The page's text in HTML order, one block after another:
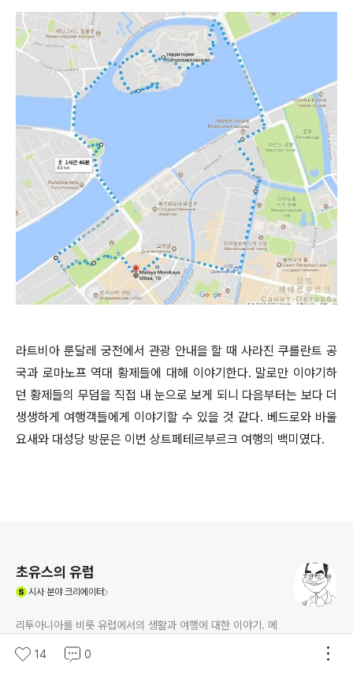
라트비아 룬달레 궁전에서 관광 안내을 할 때 사라진 쿠를란트 공
국과 로마노프 역대 황제들에 대해 이야기한다. 말로만 이야기하
던 황제들의 무덤을 직접 내 눈으로 보게 되니 다음부터는 보다 더
생생하게 여행객들에게 이야기할 수 있을 것 같다. 베드로와 바울
요새와 대성당 방문은 이번 상트페테르부르크 여행의 백미였다.
초유스의 유럽
시사분야 크리에이터
리투아니아를 비롯 유럽에서의 생활과 여행에 대한 이야기. 메
석), 발트 3국 관광가이드, 쓰루가이드
14 0